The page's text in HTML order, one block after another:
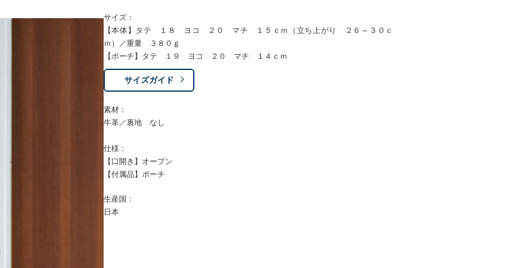
サイズ：
【本体】タテ １８ ヨコ ２０ マチ １５ｃｍ（立ち上がり ２６～３０ｃ
ｍ）／重量 ３８０ｇ
【ポーチ】タテ １９ ヨコ ２０ マチ １４ｃｍ
サイズガイド
素材：
牛革／裏地 なし
仕様：
【口開き】オープン
【付属品】ポーチ
生産国：
日本